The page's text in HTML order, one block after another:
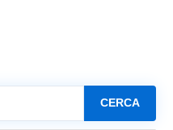
CERCA